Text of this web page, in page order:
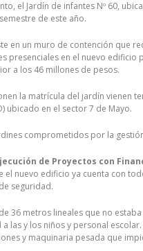
el Jardín de infantes Nº 60,
de este año.
en un muro de contención que
presenciales en el nuevo
a los 46 millones de pesos.
la matrícula del jardín vienen
ubicado en el sector 7 de Mayo.
comprometidos por la
de Proyectos con
nuevo edificio ya cuenta con
seguridad.
36 metros lineales que no
las y los niños y personal
y maquinaria pesada que